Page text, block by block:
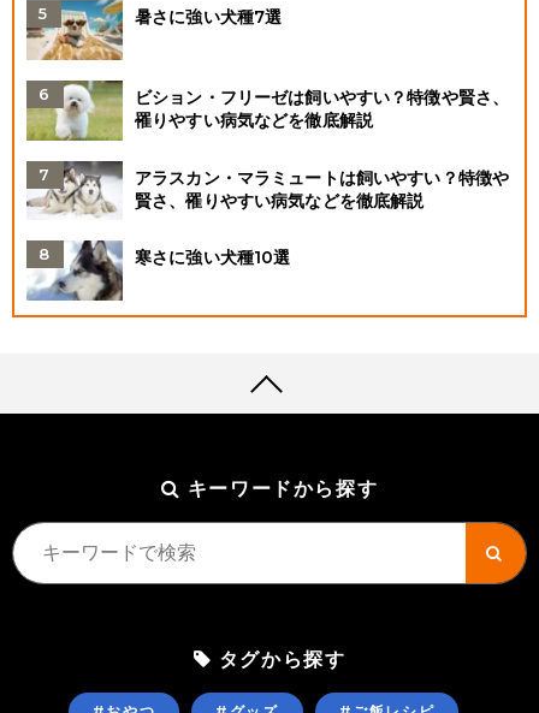
暑さに強い犬種7選
ビション・フリーゼは飼いやすい？特徴や賢さ、
罹りやすい病気などを徹底解説
アラスカン・マラミュートは飼いやすい？特徴や
賢さ、罹りやすい病気などを徹底解説
寒さに強い犬種10選
キーワードから探す
タグから探す